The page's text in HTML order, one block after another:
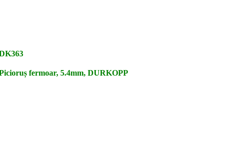
fermoar, 5.4mm, DURKOPP